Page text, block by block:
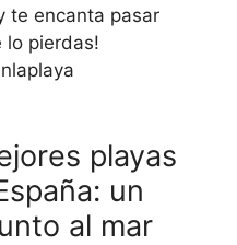
te encanta pasar
lo pierdas!
playas
un
al mar